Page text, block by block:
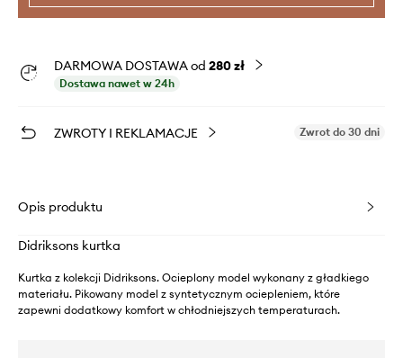
DARMOWA DOSTAWA od 280 zł
Dostawa nawet w 24h
ZWROTY I REKLAMACJE Zwrot do 30 dni
Opis produktu
Didriksons kurtka
Kurtka z kolekcji Didriksons. Ocieplony model wykonany z gładkiego
materiału. Pikowany model z syntetycznym ociepleniem, które
zapewni dodatkowy komfort w chłodniejszych temperaturach.